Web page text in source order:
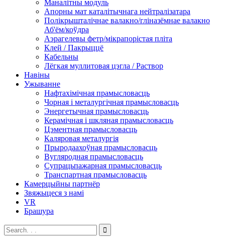
Маналітны модуль
Апорны мат каталітычнага нейтралізатара
Полікрышталічнае валакно/гліназёмнае валакно
Аб'ём/коўдра
Аэрагелевы фетр/мікрапорістая пліта
Клей / Пакрыццё
Кабельны
Лёгкая муллитовая цэгла / Раствор
Навіны
Ужыванне
Нафтахімічная прамысловасць
Чорная і металургічная прамысловасць
Энергетычная прамысловасць
Керамічная і шкляная прамысловасць
Цэментная прамысловасць
Каляровая металургія
Прыродаахоўная прамысловасць
Вугляродная прамысловасць
Супрацьпажарная прамысловасць
Транспартная прамысловасць
Камерцыйны партнёр
Звяжыцеся з намі
VR
Брашура